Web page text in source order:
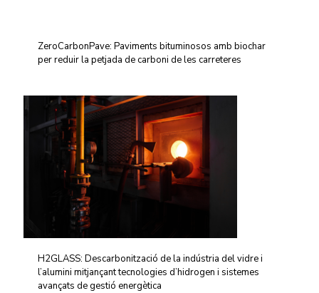
ZeroCarbonPave: Paviments bituminosos amb biochar
per reduir la petjada de carboni de les carreteres
H2GLASS: Descarbonització de la indústria del vidre i
l’alumini mitjançant tecnologies d’hidrogen i sistemes
avançats de gestió energètica